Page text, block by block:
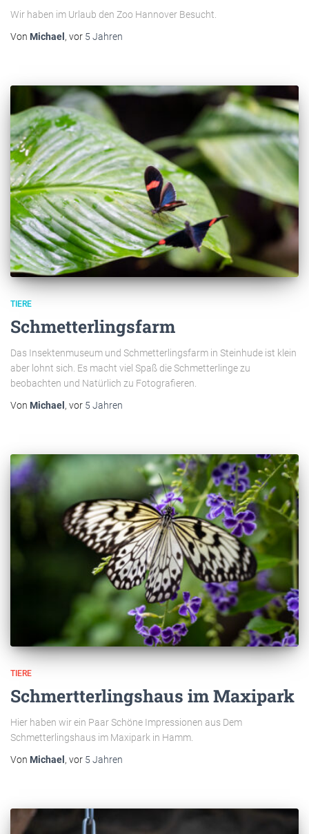
Wir haben im Urlaub den Zoo Hannover Besucht.
Von Michael, vor 5 Jahren
TIERE
Schmetterlingsfarm
Das Insektenmuseum und Schmetterlingsfarm in Steinhude ist klein
aber lohnt sich. Es macht viel Spaß die Schmetterlinge zu
beobachten und Natürlich zu Fotografieren.
Von Michael , vor 5 Jahren
TIERE
Schmertterlingshaus im Maxipark
Hier haben wir ein Paar Schöne Impressionen aus Dem
Schmetterlingshaus im Maxipark in Hamm.
Von Michael , vor 5 Jahren